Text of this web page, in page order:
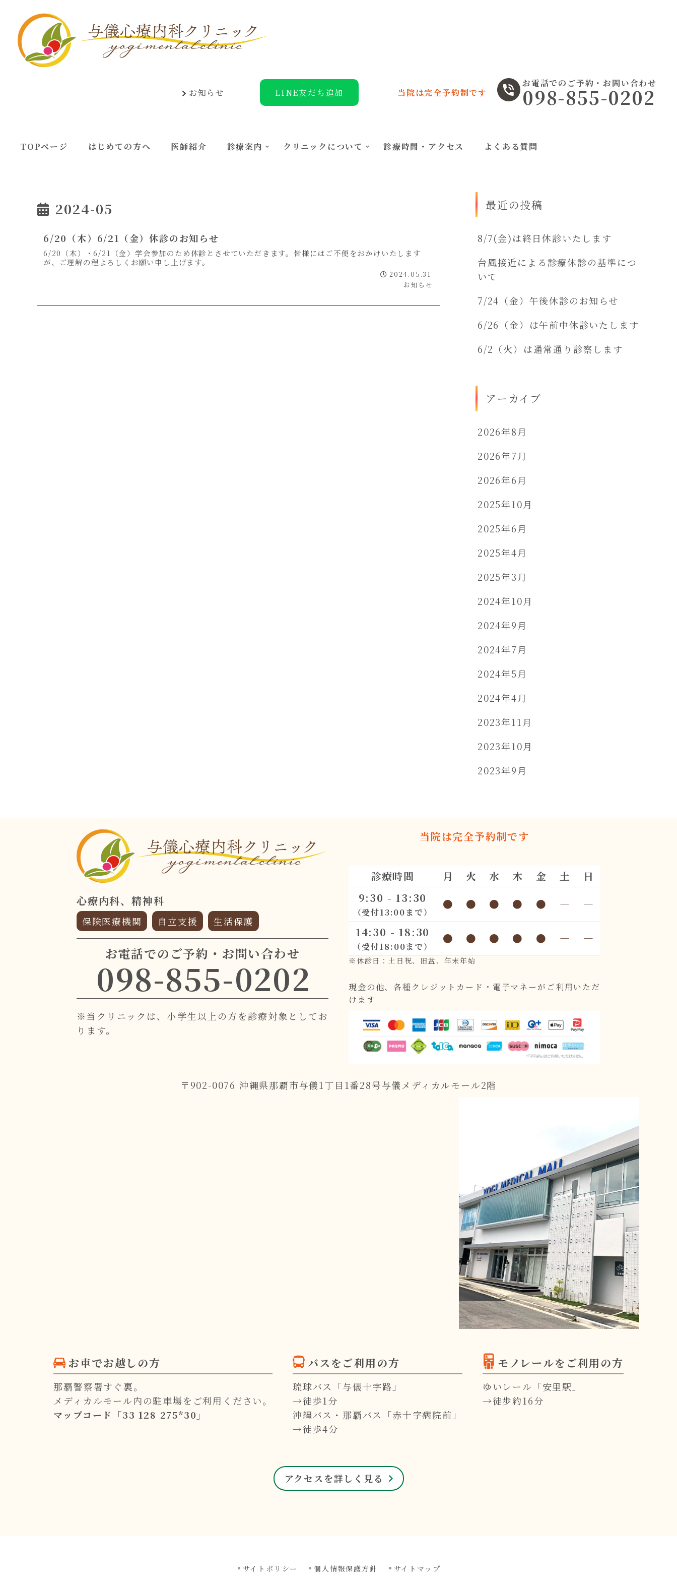
お知らせ LINE友だち追加 当院は完全予約制です
お電話でのご予約・お問い合わせ
098-855-0202
TOPページ はじめての方へ 医師紹介 診療案内 クリニックについて 診療時間・アクセス よくある質問
2024-05
6/20（木）6/21（金）休診のお知らせ
6/20（木）・6/21（金）学会参加のため休診とさせていただきます。皆様にはご不便をおかけいたします
が、ご理解の程よろしくお願い申し上げます。
2024.05.31
お知らせ
最近の投稿
8/7(金)は終日休診いたします
台風接近による診療休診の基準につ
いて
7/24（金）午後休診のお知らせ
6/26（金）は午前中休診いたします
6/2（火）は通常通り診察します
アーカイブ
2026年8月
2026年7月
2026年6月
2025年10月
2025年6月
2025年4月
2025年3月
2024年10月
2024年9月
2024年7月
2024年5月
2024年4月
2023年11月
2023年10月
2023年9月
心療内科、精神科
保険医療機関 自立支援 生活保護
お電話でのご予約・お問い合わせ
098-855-0202
※当クリニックは、小学生以上の方を診療対象としてお
ります。
当院は完全予約制です
診療時間 月 火 水 木 金 土
日
9:30 - 13:30
（受付13:00まで）
● ● ● ● ● ―
―
14:30 - 18:30
（受付18:00まで）
● ● ● ● ● ― ―
※休診日：土日祝、旧盆、年末年始
現金の他、各種クレジットカード・電子マネーがご利用いただ
けます
〒902-0076 沖縄県那覇市与儀1丁目1番28号与儀メディカルモール2階
お車でお越しの方
那覇警察署すぐ裏。
メディカルモール内の駐車場をご利用ください。
マップコード「33 128 275*30」
バスをご利用の方
琉球バス「与儀十字路」
→徒歩1分
沖縄バス・那覇バス「赤十字病院前」
→徒歩4分
モノレールをご利用の方
ゆいレール「安里駅」
→徒歩約16分
アクセスを詳しく見る
サイトポリシー 個人情報保護方針 サイトマップ